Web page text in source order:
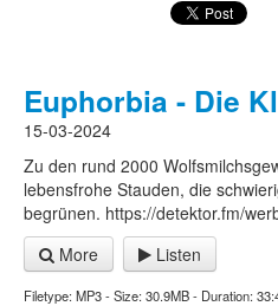
Euphorbia - Die
15-03-2024
Zu den rund 2000
lebensfrohe Stauden, die
begrünen. https://detektor.fm/
More
Listen
Filetype: MP3 - Size: 30.9MB - Duration: